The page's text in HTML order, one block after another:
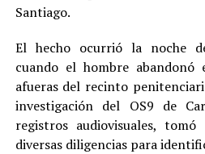
Santiago.
El hecho ocurrió la noche
cuando el hombre
afueras del recinto
investigación del OS9 de
registros audiovisuales,
diversas diligencias para